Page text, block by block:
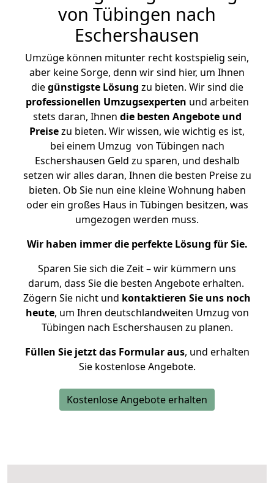
von Tübingen nach
Eschershausen
Umzüge können mitunter recht kostspielig sein,
aber keine Sorge, denn wir sind hier, um Ihnen
diegünstigste Lösung zu bieten. Wir sind die
professionellen Umzugsexperten und arbeiten
stets daran, Ihnen die besten Angebote und
Preisezu bieten. Wir wissen, wie wichtig es ist,
bei einem Umzug von Tübingen nach
Eschershausen Geld zu sparen, und deshalb
setzen wir alles daran, Ihnen die besten Preise zu
bieten. Ob Sie nun eine kleine Wohnung haben
oder ein großes Haus in Tübingen besitzen, was
umgezogen werden muss.
Wir haben immer die perfekte Lösung für Sie.
Sparen Sie sich die Zeit – wir kümmern uns
darum, dass Sie die besten Angebote erhalten.
Zögern Sie nicht und kontaktieren Sie uns noch
heute, um Ihren deutschlandweiten Umzug von
Tübingen nach Eschershausen zu planen.
Füllen Sie jetzt das Formular aus, und erhalten
Sie kostenlose Angebote.
Kostenlose Angebote erhalten